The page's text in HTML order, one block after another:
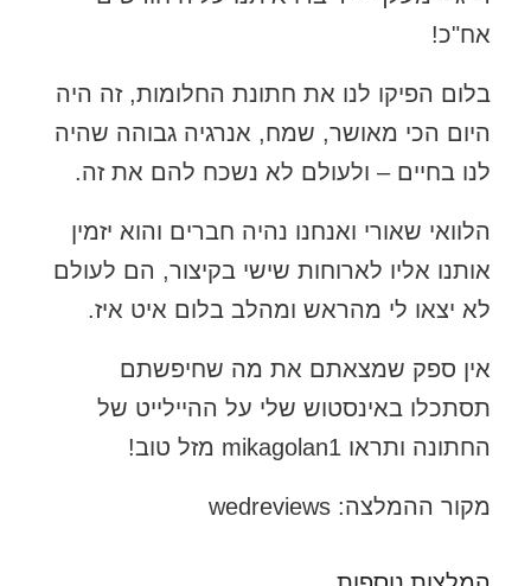
אח"כ!
בלום הפיקו לנו את חתונת החלומות, זה היה
היום הכי מאושר, שמח, אנרגיה גבוהה שהיה
לנו בחיים – ולעולם לא נשכח להם את זה.
הלוואי שאורי ואנחנו נהיה חברים והוא יזמין
אותנו אליו לארוחות שישי בקיצור, הם לעולם
לא יצאו לי מהראש ומהלב בלום איט איז.
אין ספק שמצאתם את מה שחיפשתם
תסתכלו באינסטוש שלי על ההיילייט של
החתונה ותראו mikagolan1 מזל טוב!
מקור ההמלצה: wedreviews